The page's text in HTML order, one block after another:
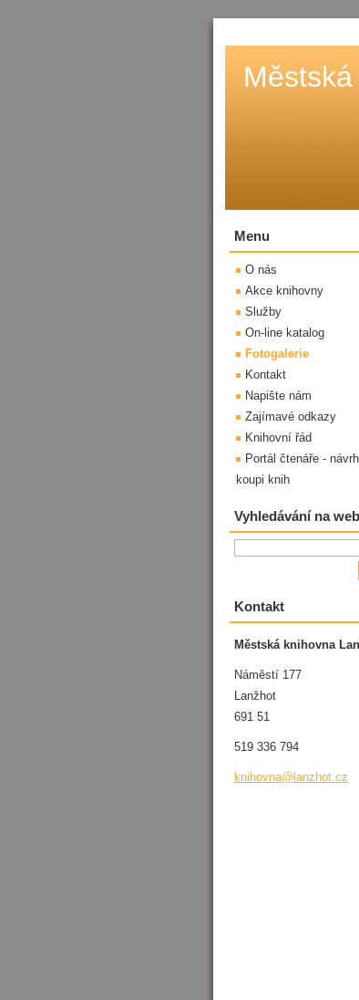
Menu
O nás
Akce knihovny
Služby
On-line katalog
Fotogalerie
Kontakt
Napište nám
Zajímavé odkazy
Knihovní řád
Portál čtenáře -
koupi knih
Vyhledávání na
Kontakt
Městská knihovna
Náměstí 177
Lanžhot
691 51
519 336 794
knihovna@lanzhot.cz